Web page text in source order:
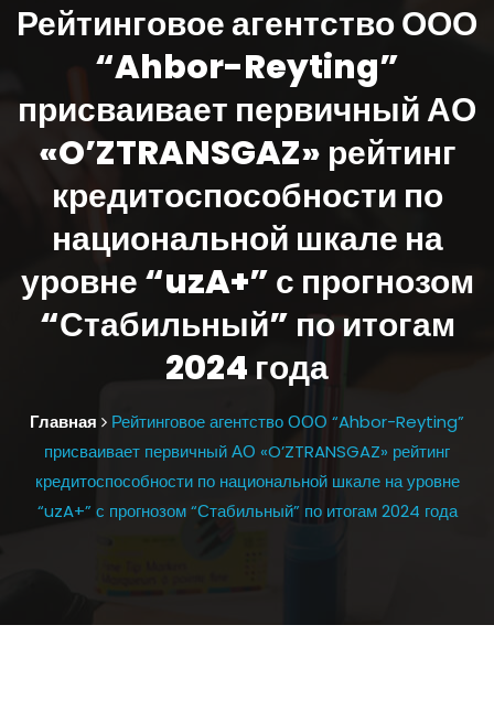
Рейтинговое агентство ООО
“Ahbor-Reyting”
присваивает первичный АО
«O’ZTRANSGAZ» рейтинг
кредитоспособности по
национальной шкале на
уровне “uzA+” с прогнозом
“Стабильный” по итогам
2024 года
Главная
Рейтинговое агентство ООО “Ahbor-Reyting”
присваивает первичный АО «O’ZTRANSGAZ» рейтинг
кредитоспособности по национальной шкале на уровне
“uzA+” с прогнозом “Стабильный” по итогам 2024 года